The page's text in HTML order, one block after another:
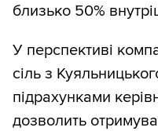
близько 50%
У перспективі
сіль з
підрахунками
дозволить